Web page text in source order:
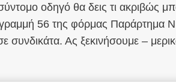
οδηγό θα δεις τι ακριβώς
56 της φόρμας Παράρτημα Ν
Ας ξεκινήσουμε –